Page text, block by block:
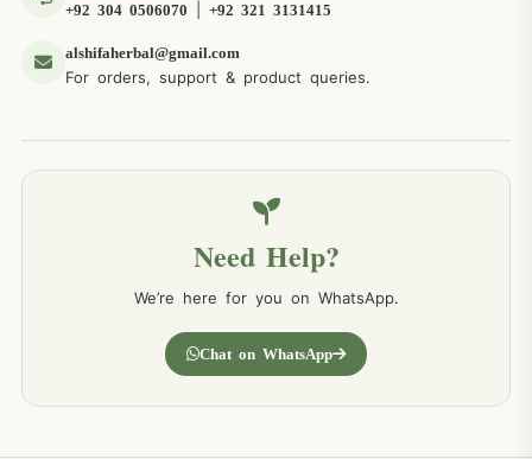
+92 304 0506070 +92 321 3131415
alshifaherbal@gmail.com
For orders, support & product queries.
Need Help?
We’re here for you on WhatsApp.
Chat on WhatsApp